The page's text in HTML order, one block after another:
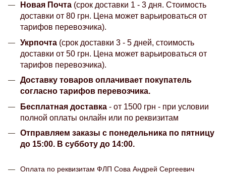
Новая Почта (срок доставки 1 - 3 дня. Стоимость
доставки от 80 грн. Цена может варьироваться от
тарифов перевозчика).
Укрпочта (срок доставки 3 - 5 дней, стоимость
доставки от 50 грн. Цена может варьироваться от
тарифов перевозчика).
Доставку товаров оплачивает покупатель
согласно тарифов перевозчика.
Бесплатная доставка - от 1500 грн - при условии
полной оплаты онлайн или по реквизитам
Отправляем заказы с понедельника по пятницу
до 15:00. В субботу до 14:00.
Оплата по реквизитам ФЛП Сова Андрей Сергеевич